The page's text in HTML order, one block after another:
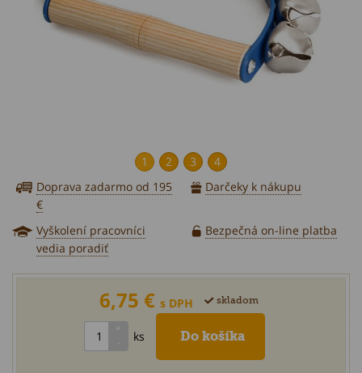
1 2 3 4
Doprava zadarmo od 195
€
Darčeky k nákupu
Vyškolení pracovníci
vedia poradiť
Bezpečná on-line platba
6,75 € s DPH skladom
ks